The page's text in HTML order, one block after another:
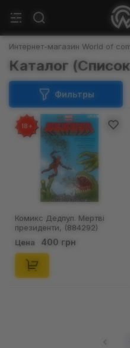
Интернет-магазин World of
Каталог
Фильтры
18+
Комикс Дедпул. Мертві
президенти, (884292)
Цена 400 грн